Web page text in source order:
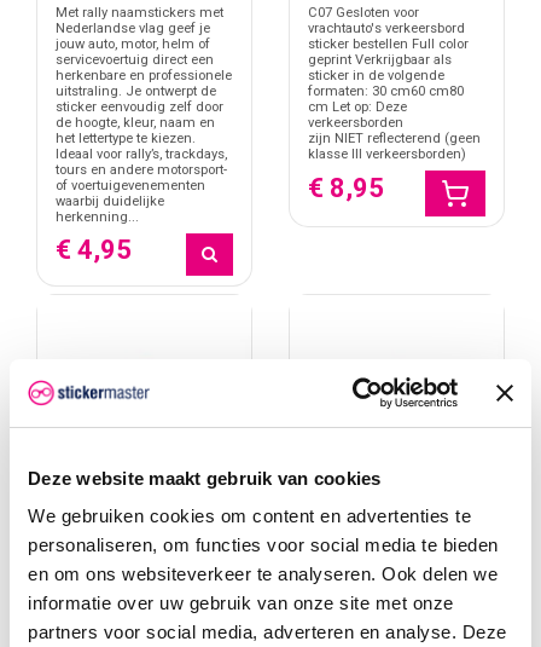
Deze website maakt gebruik van cookies
We gebruiken cookies om content en advertenties te
personaliseren, om functies voor social media te bieden
en om ons websiteverkeer te analyseren. Ook delen we
informatie over uw gebruik van onze site met onze
partners voor social media, adverteren en analyse. Deze
Met rally naamstickers met
Nederlandse vlag geef je
jouw auto, motor, helm of
servicevoertuig direct een
herkenbare en professionele
uitstraling. Je ontwerpt de
sticker eenvoudig zelf door
de hoogte, kleur, naam en
het lettertype te kiezen.
Ideaal voor rally’s, trackdays,
tours en andere motorsport-
of voertuigevenementen
waarbij duidelijke
herkenning...
€ 4,95
C07 Gesloten voor
vrachtauto's verkeersbord
sticker bestellen Full color
geprint Verkrijgbaar als
sticker in de volgende
formaten: 30 cm60 cm80
cm Let op: Deze
verkeersborden
zijn NIET reflecterend (geen
klasse III verkeersborden)
€ 8,95